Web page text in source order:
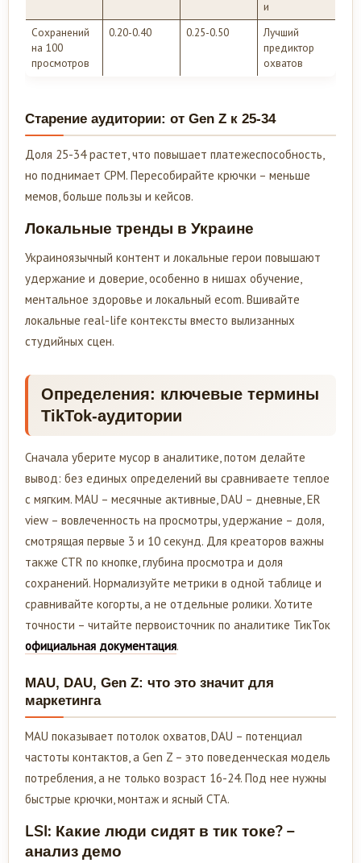
и
Сохранений
на 100
просмотров
0.20-0.40 0.25-0.50
Лучший
предиктор
охватов
Старение аудитории: от Gen Z к 25-34
Доля 25-34 растет, что повышает платежеспособность,
но поднимает CPM. Пересобирайте крючки – меньше
мемов, больше пользы и кейсов.
Локальные тренды в Украине
Украиноязычный контент и локальные герои повышают
удержание и доверие, особенно в нишах обучение,
ментальное здоровье и локальный ecom. Вшивайте
локальные real-life контексты вместо вылизанных
студийных сцен.
Определения: ключевые термины
TikTok-аудитории
Сначала уберите мусор в аналитике, потом делайте
вывод: без единых определений вы сравниваете теплое
с мягким. MAU – месячные активные, DAU – дневные, ER
view – вовлеченность на просмотры, удержание – доля,
смотрящая первые 3 и 10 секунд. Для креаторов важны
также CTR по кнопке, глубина просмотра и доля
сохранений. Нормализуйте метрики в одной таблице и
сравнивайте когорты, а не отдельные ролики. Хотите
точности – читайте первоисточник по аналитике ТикТок
официальная документация.
MAU, DAU, Gen Z: что это значит для
маркетинга
MAU показывает потолок охватов, DAU – потенциал
частоты контактов, а Gen Z – это поведенческая модель
потребления, а не только возраст 16-24. Под нее нужны
быстрые крючки, монтаж и ясный CTA.
LSI: Какие люди сидят в тик токе? –
анализ демо